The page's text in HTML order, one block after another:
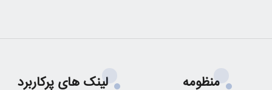
منظومه لینک های پرکاربرد